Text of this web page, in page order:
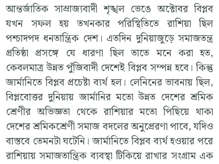
আন্তর্জাতিক সাম্রাজ্যবাদী শৃঙ্খল ভেঙে অক্টোবর বিপ্লব
যখন সফল হয় তখনকার পরিস্থিতিতে রাশিয়া ছিল
পশ্চাদপদ ধনতান্ত্রিক দেশ। এতদিন দুনিয়াজুড়ে সমাজতন্ত্র
প্রতিষ্ঠা প্রসঙ্গে যে ধারণা ছিল তাতে মনে করা হত,
কেবলমাত্র উন্নত পুঁজিবাদী দেশেই বিপ্লব সম্পন্ন হবে। কিন্তু
জার্মানিতে বিপ্লব প্রচেষ্টা ব্যর্থ হল। লেনিনের ভাবনায় ছিল,
বিপ্লবোত্তর দুনিয়ায় জার্মানির মতো উন্নত দেশের শ্রমিক
শ্রেণীর অভিজ্ঞতা থেকে রাশিয়ার মতো পিছিয়ে থাকা
দেশের শ্রমিকশ্রেণী সমাজ বদলের অনুপ্রেরণা পাবে, যদিও
বাস্তবে তেমনটা ঘটেনি। জার্মানিতে বিপ্লব ব্যর্থ হওয়ার পরে
রাশিয়ায় সমাজতান্ত্রিক ব্যবস্থা টিকিয়ে রাখার সংগ্রাম এক